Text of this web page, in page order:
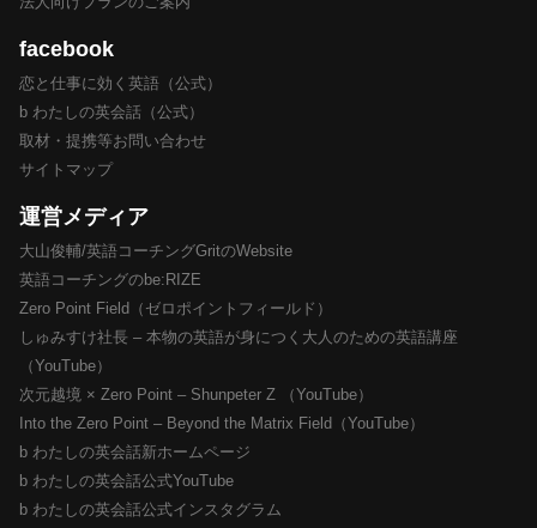
facebook
恋と仕事に効く英語（公式）
b わたしの英会話（公式）
取材・提携等お問い合わせ
サイトマップ
運営メディア
大山俊輔/英語コーチングGritのWebsite
英語コーチングのbe:RIZE
Zero Point Field（ゼロポイントフィールド）
しゅみすけ社長 – 本物の英語が身につく大人のための英語講座
（YouTube）
次元越境 × Zero Point – Shunpeter Z （YouTube）
Into the Zero Point – Beyond the Matrix Field（YouTube）
b わたしの英会話新ホームページ
b わたしの英会話公式YouTube
b わたしの英会話公式インスタグラム